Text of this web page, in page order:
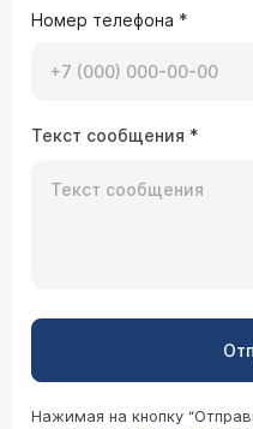
Номер телефона *
Текст сообщения *
Нажимая на кнопку